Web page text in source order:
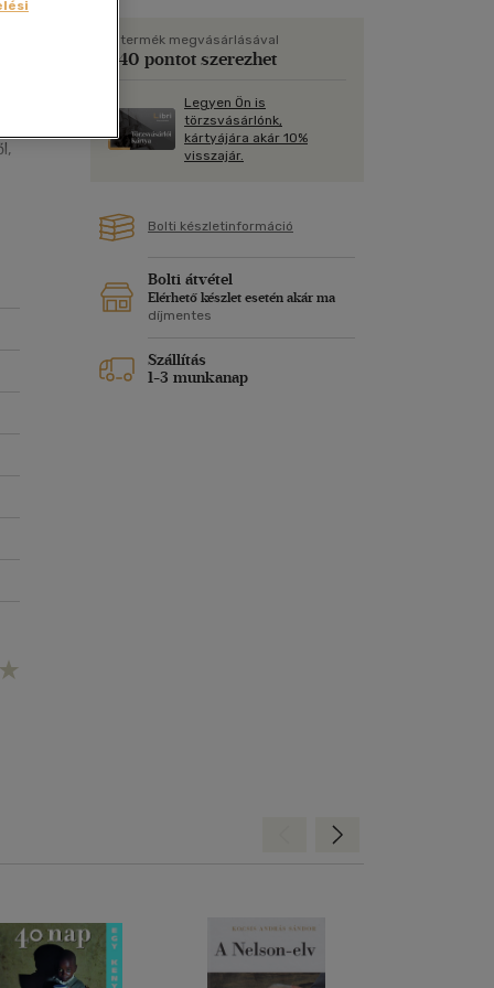
Képeslap
Papír, írószer
Vallás, mitológia
A termék megvásárlásával
540 pontot szerezhet
Legyen Ön is
törzsvásárlónk,
kártyájára akár 10%
visszajár.
Bolti készletinformáció
Bolti átvétel
Elérhető készlet esetén akár ma
díjmentes
Szállítás
1-3 munkanap
Előre